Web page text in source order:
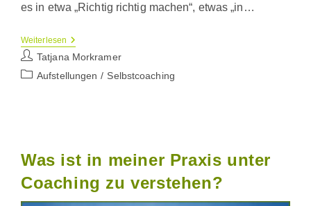
es in etwa „Richtig richtig machen“, etwas „in…
Weiterlesen Ho’oponopono
Ein
Hawaiianisches
Vergebungsritual
Beitrags-
Autor:
Tatjana Morkramer
Beitrags-
Aufstellungen / Selbstcoaching
Was ist in meiner Praxis unter
Coaching zu verstehen?